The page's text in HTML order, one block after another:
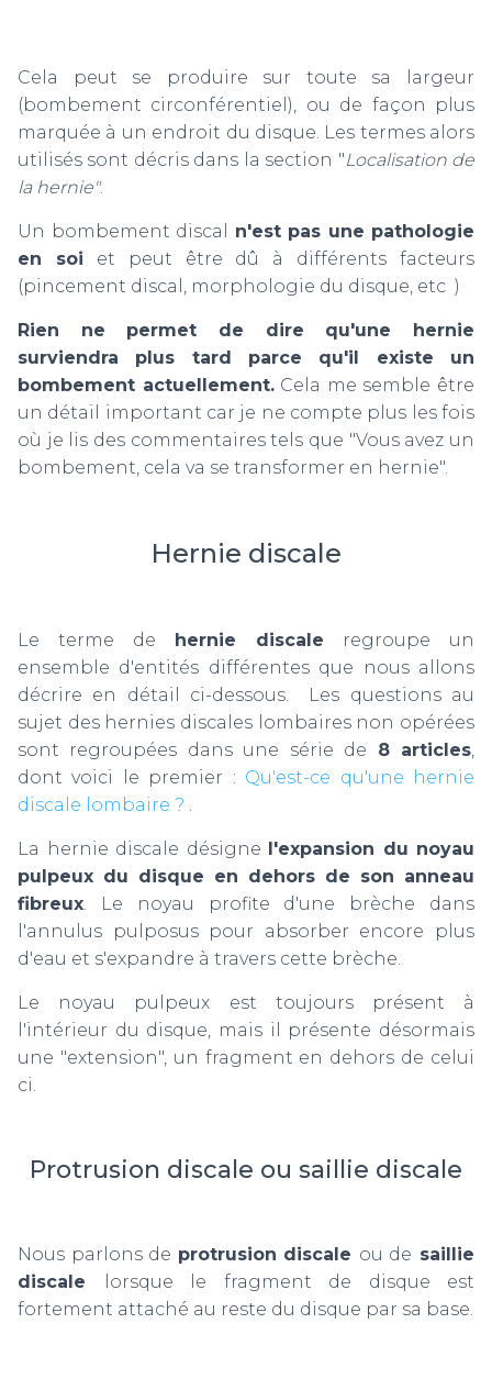
Cela peut se produire sur toute sa largeur
(bombement circonférentiel), ou de façon plus
marquée à un endroit du disque. Les termes alors
utilisés sont décris dans la section "Localisation de
la hernie".
Un bombement discal n'est pas une pathologie
en soi et peut être dû à différents facteurs
(pincement discal, morphologie du disque, etc )
Rien ne permet de dire qu'une hernie
surviendra plus tard parce qu'il existe un
bombement actuellement.Cela me semble être
un détail important car je ne compte plus les fois
où je lis des commentaires tels que "Vous avez un
bombement, cela va se transformer en hernie".
Hernie discale
Le terme de hernie discale regroupe un
ensemble d'entités différentes que nous allons
décrire en détail ci-dessous. Les questions au
sujet des hernies discales lombaires non opérées
sont regroupées dans une série de 8 articles,
dont voici le premier : Qu'est-ce qu'une hernie
discale lombaire ? .
La hernie discale désigne l'expansion du noyau
pulpeux du disque en dehors de son anneau
fibreux. Le noyau profite d'une brèche dans
l'annulus pulposus pour absorber encore plus
d'eau et s'expandre à travers cette brèche.
Le noyau pulpeux est toujours présent à
l'intérieur du disque, mais il présente désormais
une "extension", un fragment en dehors de celui
ci.
Protrusion discale ou saillie discale
Nous parlons de protrusion discale ou de saillie
discale
lorsque le fragment de disque est
fortement attaché au reste du disque par sa base.